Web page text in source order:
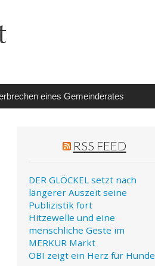
eines Gemeinderates
RSS FEED
DER GLÖCKEL setzt nach
längerer Auszeit seine
Publizistik fort
Hitzewelle und eine
menschliche Geste im
MERKUR Markt
OBI zeigt ein Herz für Hunde